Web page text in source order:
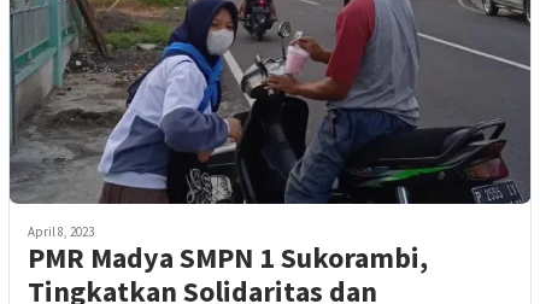
April 8, 2023
PMR Madya SMPN 1 Sukorambi,
Tingkatkan Solidaritas dan